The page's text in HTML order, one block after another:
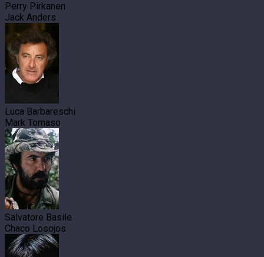
Perry Pirkanen
Jack Anders
Luca Barbareschi
Mark Tomaso
Salvatore Basile
Chaco Losojos